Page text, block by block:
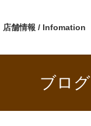
店舗情報 / Infomation
ブログ